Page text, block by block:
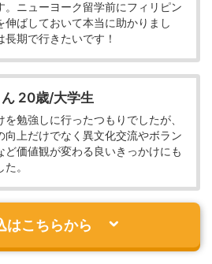
。ニューヨーク留学前にフィリピン
伸ばしておいて本当に助かりまし
長期で行きたいです！
20歳/大学生
を勉強しに行ったつもりでしたが、
向上だけでなく異文化交流やボラン
ど価値観が変わる良いきっかけにも
。
はこちらから